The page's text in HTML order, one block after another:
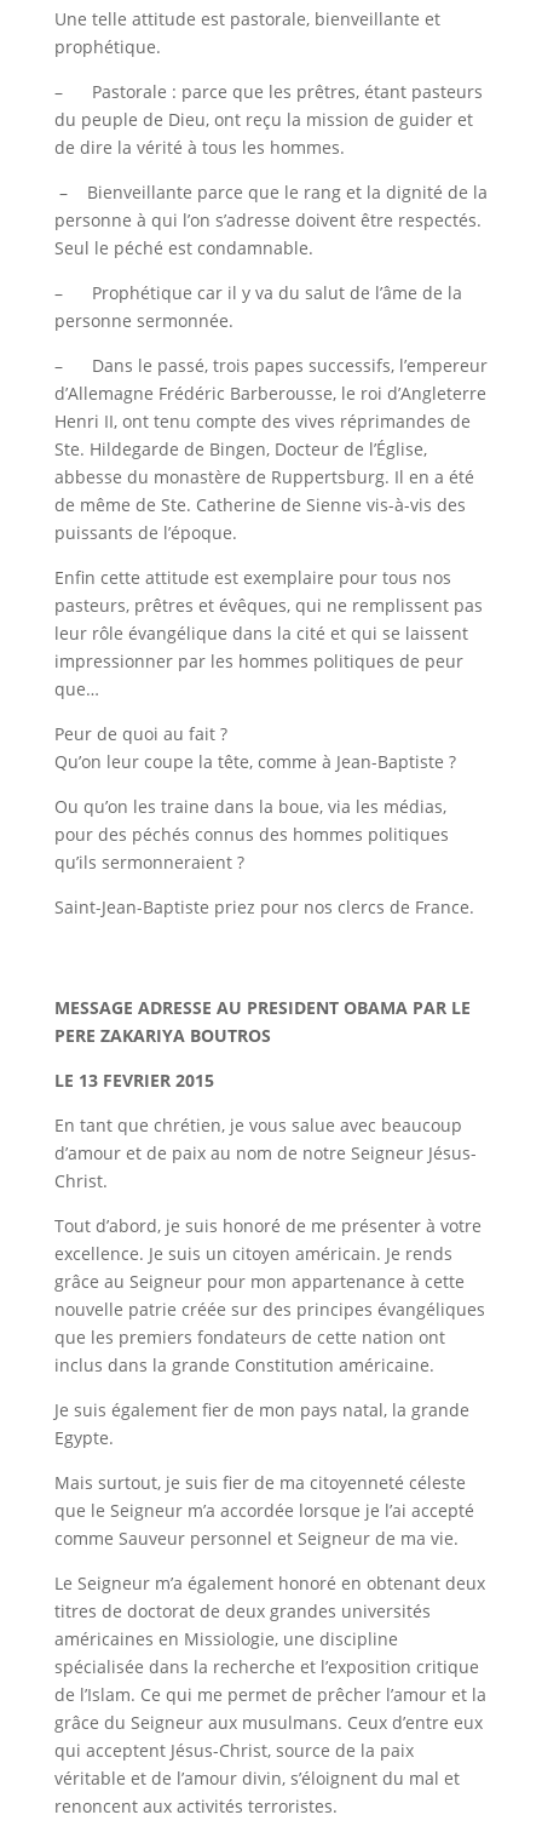
Une telle attitude est pastorale, bienveillante et
prophétique.
– Pastorale : parce que les prêtres, étant pasteurs
du peuple de Dieu, ont reçu la mission de guider et
de dire la vérité à tous les hommes.
– Bienveillante parce que le rang et la dignité de la
personne à qui l’on s’adresse doivent être respectés.
Seul le péché est condamnable.
– Prophétique car il y va du salut de l’âme de la
personne sermonnée.
– Dans le passé, trois papes successifs, l’empereur
d’Allemagne Frédéric Barberousse, le roi d’Angleterre
Henri II, ont tenu compte des vives réprimandes de
Ste. Hildegarde de Bingen, Docteur de l’Église,
abbesse du monastère de Ruppertsburg. Il en a été
de même de Ste. Catherine de Sienne vis-à-vis des
puissants de l’époque.
Enfin cette attitude est exemplaire pour tous nos
pasteurs, prêtres et évêques, qui ne remplissent pas
leur rôle évangélique dans la cité et qui se laissent
impressionner par les hommes politiques de peur
que…
Peur de quoi au fait ?
Qu’on leur coupe la tête, comme à Jean-Baptiste ?
Ou qu’on les traine dans la boue, via les médias,
pour des péchés connus des hommes politiques
qu’ils sermonneraient ?
Saint-Jean-Baptiste priez pour nos clercs de France.
MESSAGE ADRESSE AU PRESIDENT OBAMA PAR LE
PERE ZAKARIYA BOUTROS
LE 13 FEVRIER 2015
En tant que chrétien, je vous salue avec beaucoup
d’amour et de paix au nom de notre Seigneur Jésus-
Christ.
Tout d’abord, je suis honoré de me présenter à votre
excellence. Je suis un citoyen américain. Je rends
grâce au Seigneur pour mon appartenance à cette
nouvelle patrie créée sur des principes évangéliques
que les premiers fondateurs de cette nation ont
inclus dans la grande Constitution américaine.
Je suis également fier de mon pays natal, la grande
Egypte.
Mais surtout, je suis fier de ma citoyenneté céleste
que le Seigneur m’a accordée lorsque je l’ai accepté
comme Sauveur personnel et Seigneur de ma vie.
Le Seigneur m’a également honoré en obtenant deux
titres de doctorat de deux grandes universités
américaines en Missiologie, une discipline
spécialisée dans la recherche et l’exposition critique
de l’Islam. Ce qui me permet de prêcher l’amour et la
grâce du Seigneur aux musulmans. Ceux d’entre eux
qui acceptent Jésus-Christ, source de la paix
véritable et de l’amour divin, s’éloignent du mal et
renoncent aux activités terroristes.